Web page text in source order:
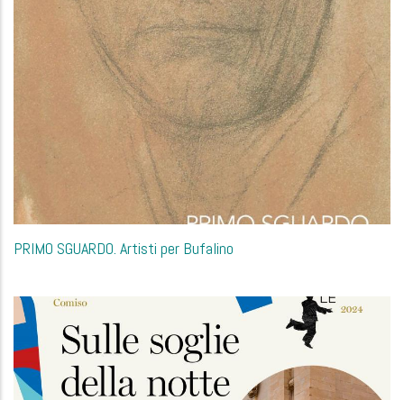
PRIMO SGUARDO. Artisti per Bufalino